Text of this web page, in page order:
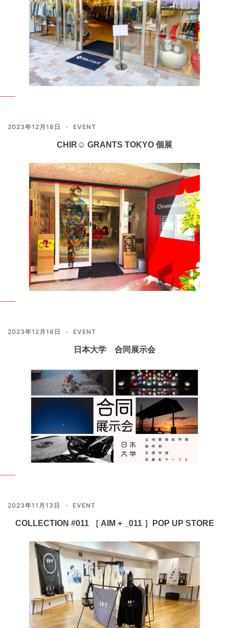
2023年12月18日 EVENT
CHIR☺︎ GRANTS TOKYO 個展
2023年12月18日 EVENT
日本大学 合同展示会
2023年11月13日 EVENT
COLLECTION #011 ［ AIM + _011 ］POP UP STORE